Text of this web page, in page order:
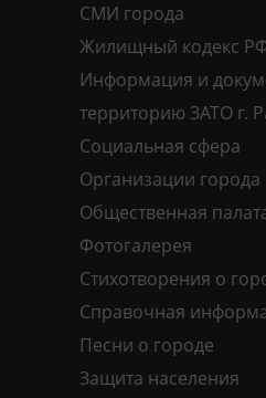
СМИ города
Жилищный кодекс
Информация и
территорию ЗАТО г.
Социальная сфера
Организации города
Общественная
Фотогалерея
Стихотворения о
Справочная
Песни о городе
Защита населения